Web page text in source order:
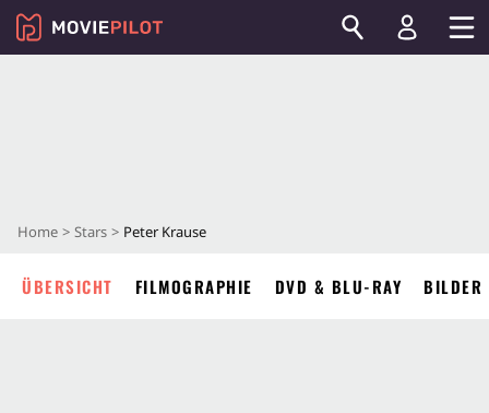
Home Stars Peter Krause
ÜBERSICHT FILMOGRAPHIE DVD & BLU-RAY BILDER